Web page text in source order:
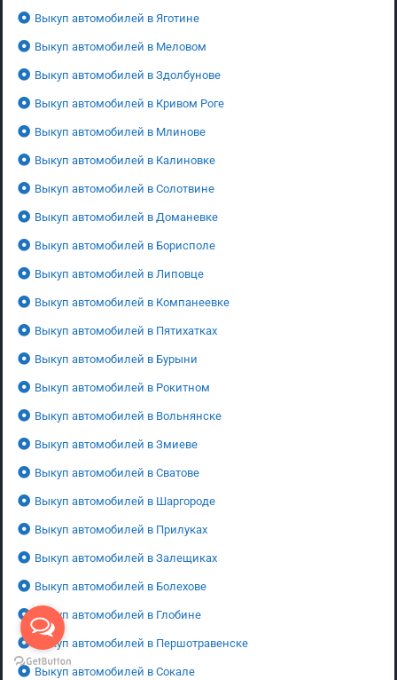
Выкуп автомобилей в Яготине
Выкуп автомобилей в Меловом
Выкуп автомобилей в Здолбунове
Выкуп автомобилей в Кривом Роге
Выкуп автомобилей в Млинове
Выкуп автомобилей в Калиновке
Выкуп автомобилей в Солотвине
Выкуп автомобилей в Доманевке
Выкуп автомобилей в Борисполе
Выкуп автомобилей в Липовце
Выкуп автомобилей в Компанеевке
Выкуп автомобилей в Пятихатках
Выкуп автомобилей в Бурыни
Выкуп автомобилей в Рокитном
Выкуп автомобилей в Вольнянске
Выкуп автомобилей в Змиеве
Выкуп автомобилей в Сватове
Выкуп автомобилей в Шаргороде
Выкуп автомобилей в Прилуках
Выкуп автомобилей в Залещиках
Выкуп автомобилей в Болехове
Выкуп автомобилей в Глобине
Выкуп автомобилей в Першотравенске
Выкуп автомобилей в Сокале